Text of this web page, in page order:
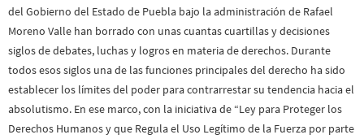
del Gobierno del Estado de Puebla bajo la administración de Rafael
Moreno Valle han borrado con unas cuantas cuartillas y decisiones
siglos de debates, luchas y logros en materia de derechos. Durante
todos esos siglos una de las funciones principales del derecho ha sido
establecer los límites del poder para contrarrestar su tendencia hacia el
absolutismo. En ese marco, con la iniciativa de “Ley para Proteger los
Derechos Humanos y que Regula el Uso Legítimo de la Fuerza por parte